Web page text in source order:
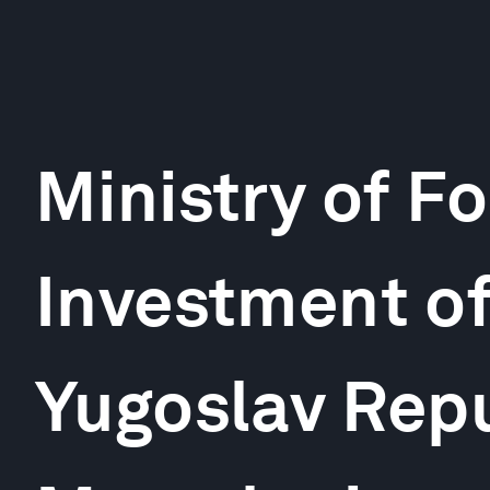
Ministry of
Investment
Yugoslav